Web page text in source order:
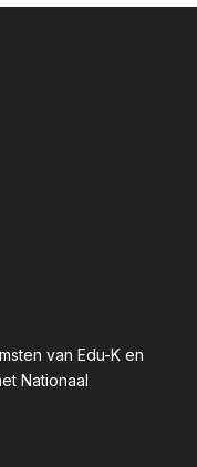
van Edu-K en
Nationaal